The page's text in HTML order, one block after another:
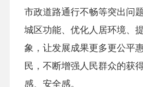
市政道路通行不畅等突出问
城区功能、优化人居环境、
象， 让发展成果更多更公平
民 ， 不断增强人民群众的获
感、安全感。